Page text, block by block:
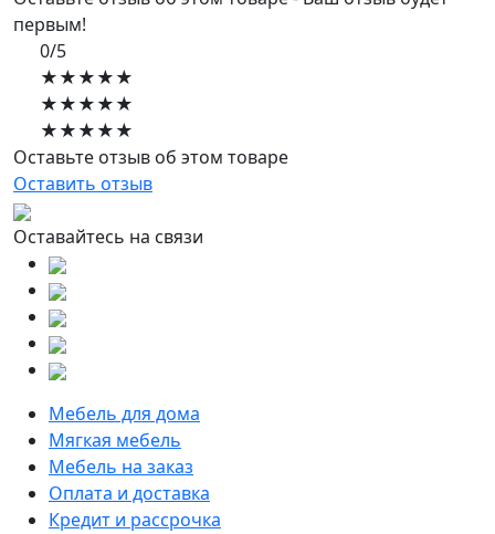
первым!
0/5
★★★★★
★★★★★
★★★★★
Оставьте отзыв об этом товаре
Оставить отзыв
Оставайтесь на связи
Мебель для дома
Мягкая мебель
Мебель на заказ
Оплата и доставка
Кредит и рассрочка